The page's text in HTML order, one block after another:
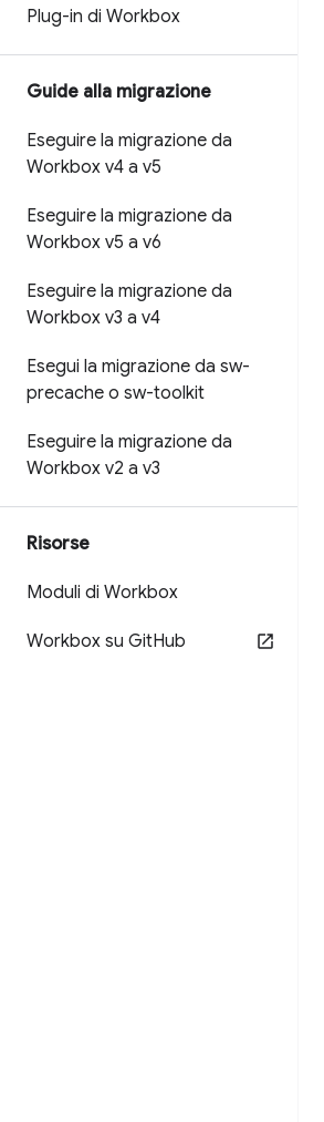
Plug-in di Workbox
Guide alla migrazione
Eseguire la migrazione da
Workbox v4 a v5
Eseguire la migrazione da
Workbox v5 a v6
Eseguire la migrazione da
Workbox v3 a v4
Esegui la migrazione da sw-
precache o sw-toolkit
Eseguire la migrazione da
Workbox v2 a v3
Risorse
Moduli di Workbox
Workbox su GitHub